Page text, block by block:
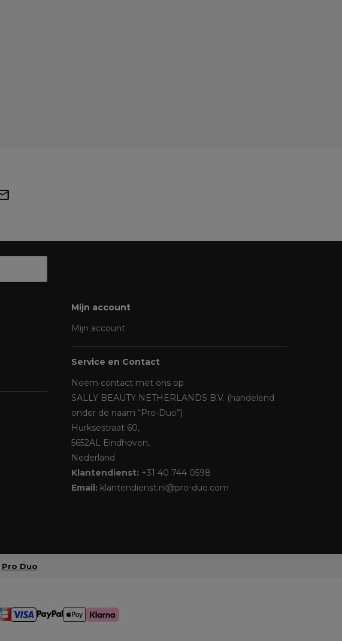
Mijn account
Mijn account
Service en Contact
Neem contact met ons op
SALLY BEAUTY NETHERLANDS B.V. (handelend
onder de naam “Pro-Duo”)
Hurksestraat 60,
5652AL Eindhoven,
Nederland
Klantendienst: +31 40 744 0598
Email: klantendienst.nl@pro-duo.com
Pro Duo